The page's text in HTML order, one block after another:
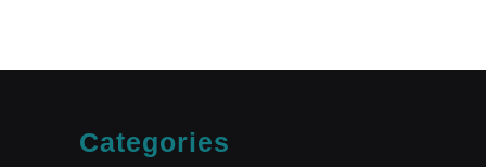
Categories